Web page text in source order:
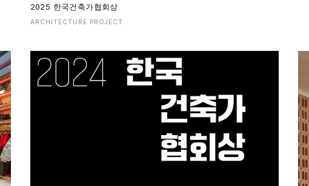
2025 한국건축가협회상
ARCHITECTURE PROJECT